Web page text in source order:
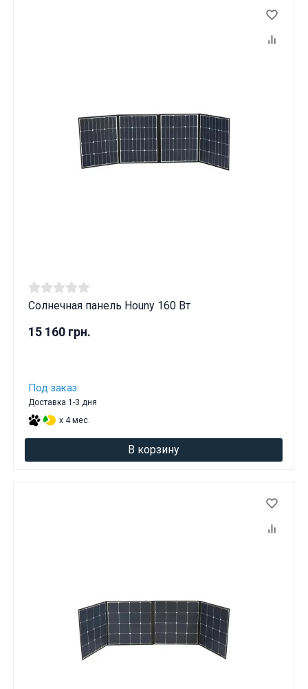
Солнечная панель Houny 160 Вт
15 160 грн.
Под заказ
Доставка 1-3 дня
x 4 мес.
В корзину